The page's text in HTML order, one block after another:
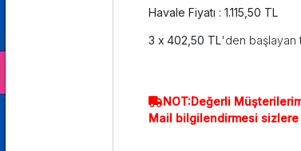
Havale Fiyatı : 1.115,50 TL
402,50 TL'den başlayan
NOT:Değerli
Mail bilgilendirmesi sizlere